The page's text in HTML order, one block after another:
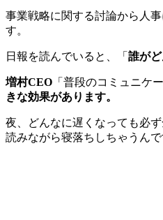
事業戦略に関する討論から人
す。
日報を読んでいると、「 誰が
増村CEO 「普段のコミュニケ
きな効果があります。
夜、どんなに遅くなっても必
読みながら寝落ちしちゃうん